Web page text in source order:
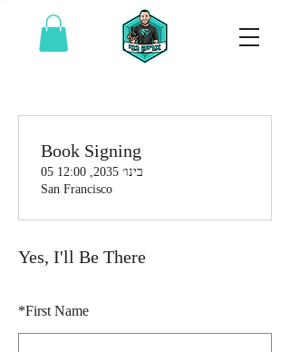
Yes, I'll Be There
*First Name
Book Signing
05 בינו׳ 2035, 12:00
San Francisco